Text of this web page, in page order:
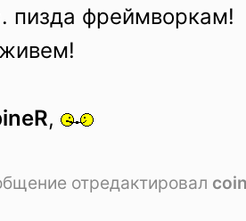
пизда фреймворкам!
,
отредактировал